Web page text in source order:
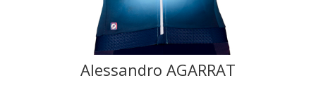
Alessandro AGARRAT